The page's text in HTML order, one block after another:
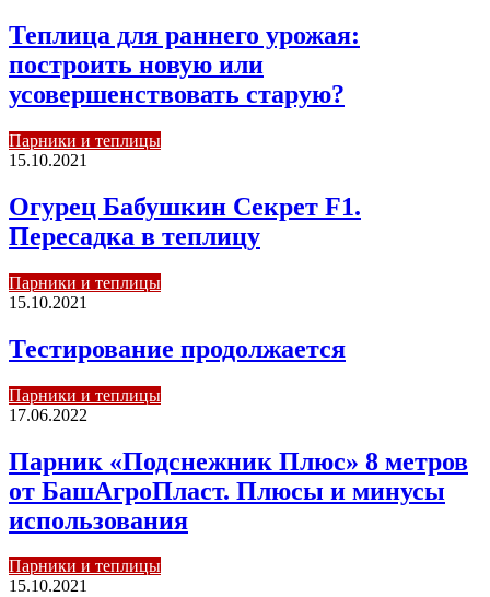
Теплица для раннего урожая:
построить новую или
усовершенствовать старую?
Парники и теплицы
15.10.2021
Огурец Бабушкин Секрет F1.
Пересадка в теплицу
Парники и теплицы
15.10.2021
Тестирование продолжается
Парники и теплицы
17.06.2022
Парник «Подснежник Плюс» 8 метров
от БашАгроПласт. Плюсы и минусы
использования
Парники и теплицы
15.10.2021